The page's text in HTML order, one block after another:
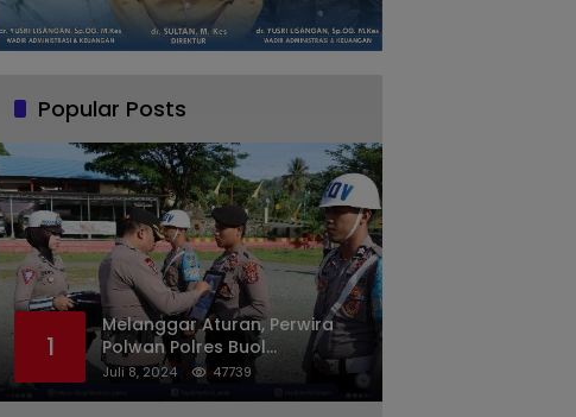
Popular Posts
1
Melanggar Aturan, Perwira
Polwan Polres Buol
Diberhentikan Tidak Dengan
Juli 8, 2024 47739